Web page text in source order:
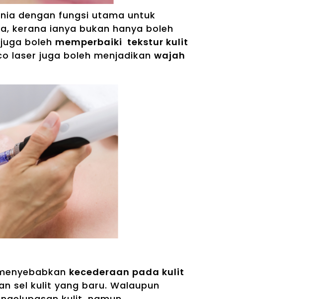
dengan fungsi utama untuk
kerana ianya bukan hanya boleh
boleh memperbaiki tekstur kulit
laser juga boleh menjadikan wajah
kecederaan pada kulit
sel kulit yang baru. Walaupun